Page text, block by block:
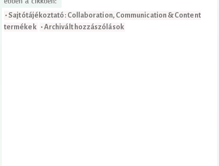
• Sajtótájékoztató: Collaboration, Communication & Content
termékek • Archivált hozzászólások